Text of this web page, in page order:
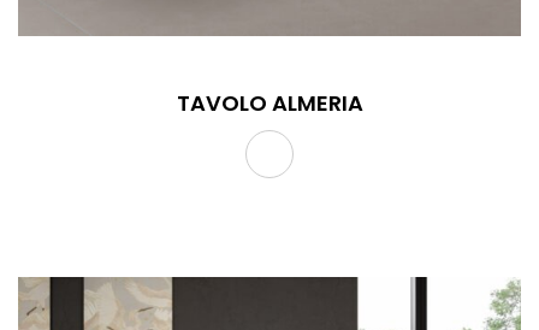
TAVOLO ALMERIA